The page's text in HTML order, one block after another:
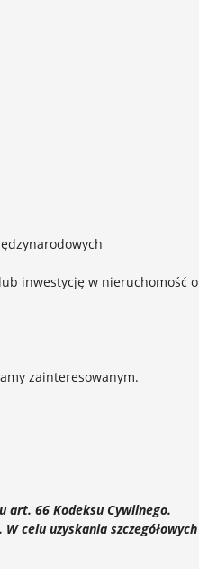
inwestycję w nieruchomość o
zainteresowanym.
66 Kodeksu Cywilnego.
celu uzyskania szczegółowych